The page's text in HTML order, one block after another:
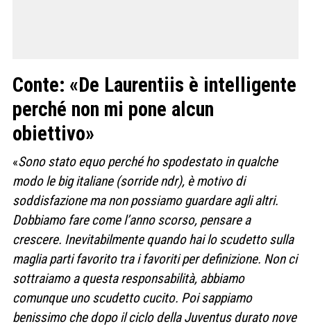
Conte: «De Laurentiis è intelligente
perché non mi pone alcun
obiettivo»
«Sono stato equo perché ho spodestato in qualche
modo le big italiane (sorride ndr), è motivo di
soddisfazione ma non possiamo guardare agli altri.
Dobbiamo fare come l’anno scorso, pensare a
crescere. Inevitabilmente quando hai lo scudetto sulla
maglia parti favorito tra i favoriti per definizione. Non ci
sottraiamo a questa responsabilità, abbiamo
comunque uno scudetto cucito. Poi sappiamo
benissimo che dopo il ciclo della Juventus durato nove